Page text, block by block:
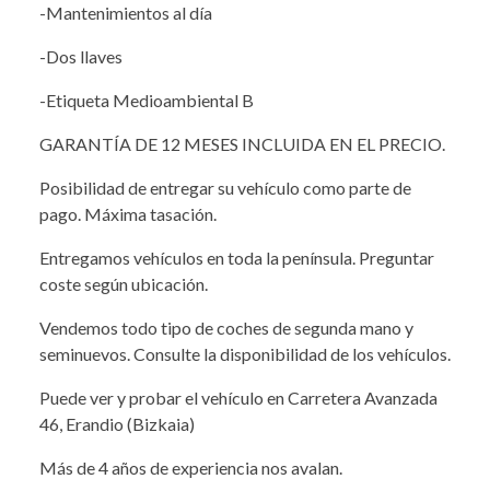
-Mantenimientos al día
-Dos llaves
-Etiqueta Medioambiental B
GARANTÍA DE 12 MESES INCLUIDA EN EL PRECIO.
Posibilidad de entregar su vehículo como parte de
pago. Máxima tasación.
Entregamos vehículos en toda la península. Preguntar
coste según ubicación.
Vendemos todo tipo de coches de segunda mano y
seminuevos. Consulte la disponibilidad de los vehículos.
Puede ver y probar el vehículo en Carretera Avanzada
46, Erandio (Bizkaia)
Más de 4 años de experiencia nos avalan.